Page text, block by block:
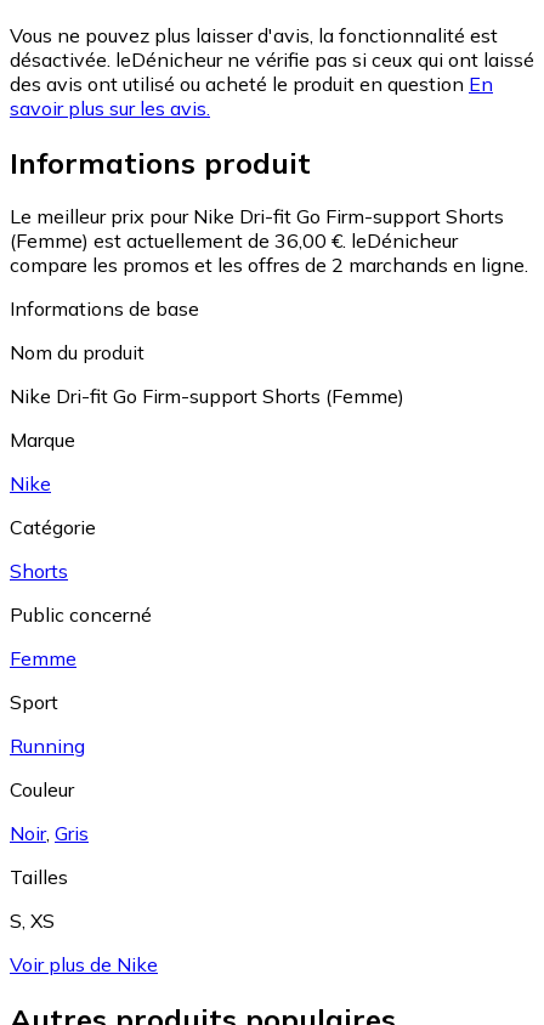
Vous ne pouvez plus laisser d'avis, la fonctionnalité est
désactivée. leDénicheur ne vérifie pas si ceux qui ont laissé
des avis ont utilisé ou acheté le produit en question En
savoir plus sur les avis.
Informations produit
Le meilleur prix pour Nike Dri-fit Go Firm-support Shorts
(Femme) est actuellement de 36,00 €. leDénicheur
compare les promos et les offres de 2 marchands en ligne.
Informations de base
Nom du produit
Nike Dri-fit Go Firm-support Shorts (Femme)
Marque
Nike
Catégorie
Shorts
Public concerné
Femme
Sport
Running
Couleur
Noir, Gris
Tailles
S, XS
Voir plus de Nike